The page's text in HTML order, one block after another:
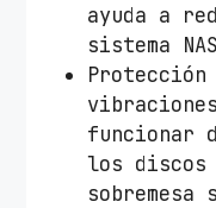
ayuda a
sistema
funcionar
los discos